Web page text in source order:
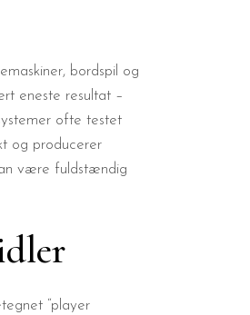
bordspil og
eneste resultat –
ofte testet
og producerer
være fuldstændig
“player